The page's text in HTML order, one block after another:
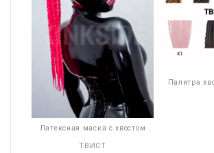
Латексная маска с хвостом
ТВИСТ
Палитра